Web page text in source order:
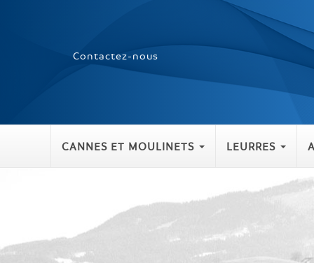
Contactez-nous
CANNES ET MOULINETS LEURRES